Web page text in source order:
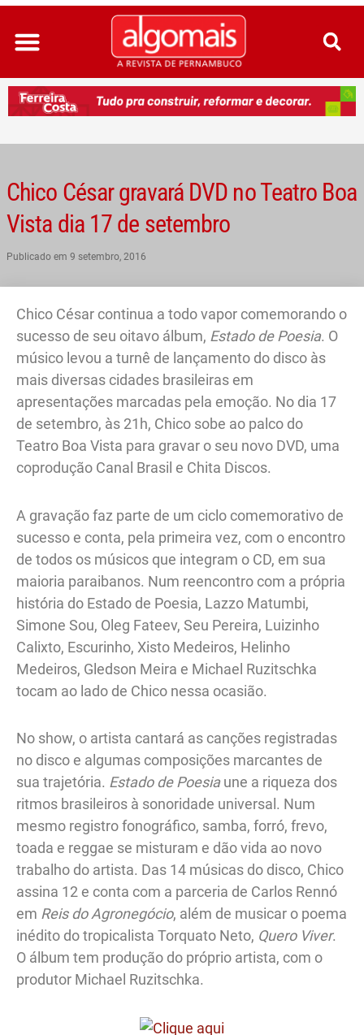
Ir
para
conteúdo
Chico César gravará DVD no Teatro Boa
Vista dia 17 de setembro
Publicado em 9 setembro, 2016
Chico César continua a todo vapor comemorando o
sucesso de seu oitavo álbum, Estado de Poesia. O
músico levou a turnê de lançamento do disco às
mais diversas cidades brasileiras em
apresentações marcadas pela emoção. No dia 17
de setembro, às 21h, Chico sobe ao palco do
Teatro Boa Vista para gravar o seu novo DVD, uma
coprodução Canal Brasil e Chita Discos.
A gravação faz parte de um ciclo comemorativo de
sucesso e conta, pela primeira vez, com o encontro
de todos os músicos que integram o CD, em sua
maioria paraibanos. Num reencontro com a própria
história do Estado de Poesia, Lazzo Matumbi,
Simone Sou, Oleg Fateev, Seu Pereira, Luizinho
Calixto, Escurinho, Xisto Medeiros, Helinho
Medeiros, Gledson Meira e Michael Ruzitschka
tocam ao lado de Chico nessa ocasião.
No show, o artista cantará as canções registradas
no disco e algumas composições marcantes de
sua trajetória. Estado de Poesiaune a riqueza dos
ritmos brasileiros à sonoridade universal. Num
mesmo registro fonográfico, samba, forró, frevo,
toada e reggae se misturam e dão vida ao novo
trabalho do artista. Das 14 músicas do disco, Chico
assina 12 e conta com a parceria de Carlos Rennó
em Reis do Agronegócio, além de musicar o poema
inédito do tropicalista Torquato Neto, Quero Viver.
O álbum tem produção do próprio artista, com o
produtor Michael Ruzitschka.